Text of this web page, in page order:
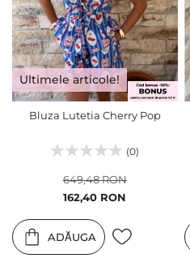
Ultimele articole!
Bluza Lutetia Cherry Pop
(0)
Pret
162,40 RON
649,48 RON
ADĂUGA